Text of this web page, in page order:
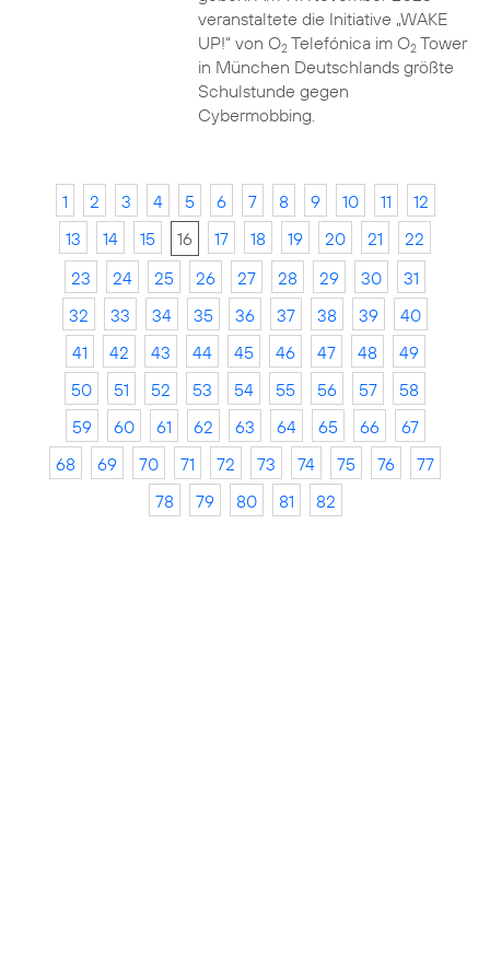
veranstaltete die Initiative „WAKE
UP!“ von O2Telefónica im O2Tower
in München Deutschlands größte
Schulstunde gegen
Cybermobbing.
1 2 3 4 5 6 7 8 9 10 11
12
13
14 15 16 17 18 19 20 21
22
23
24 25 26 27 28 29 30
31
32
33 34 35 36 37 38 39
40
41
42 43 44 45 46 47 48
49
50
51 52 53 54 55 56 57
58
59
60 61 62 63 64 65 66
67
68
69 70 71 72 73 74 75 76
77
78
79 80 81 82